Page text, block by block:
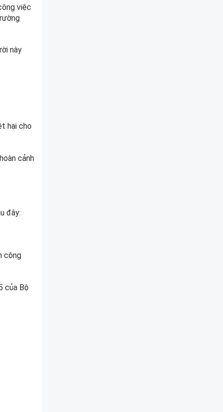
việc
này
hại cho
cảnh
đây:
công
của Bộ